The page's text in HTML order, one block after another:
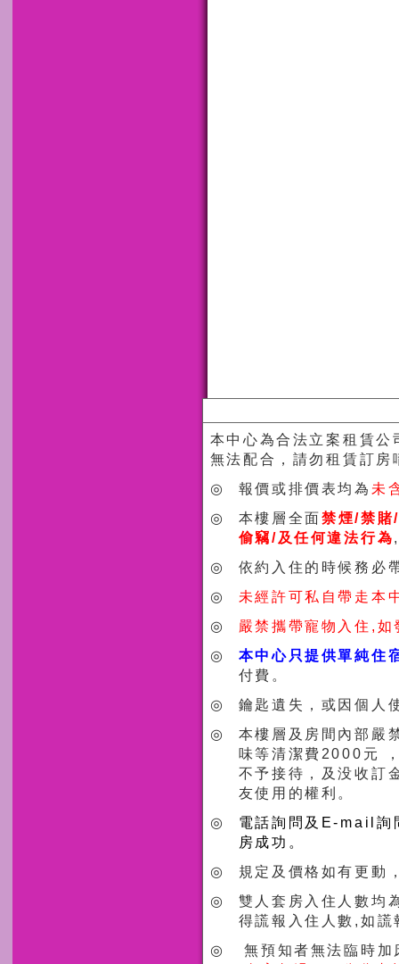
本中心為合法立案租賃
無法配合，請勿租賃訂
◎
報價或排價表均為 未
◎
本樓層全面禁煙/禁賭
偷竊/及任何違法行為
◎
依約入住的時候務必
◎
未經許可私自帶走本
◎
嚴禁攜帶寵物入住,
◎
本中心只提供單純住
付費。
◎
鑰匙遺失，或因個人
◎
本樓層及房間內部嚴
味等清潔費2000元
不予接待，及没收訂
友使用的權利。
◎
電話詢問及E-mail詢
房成功。
◎
規定及價格如有更動
◎
雙人套房入住人數均
得謊報入住人數,如
◎
無預知者無法臨時